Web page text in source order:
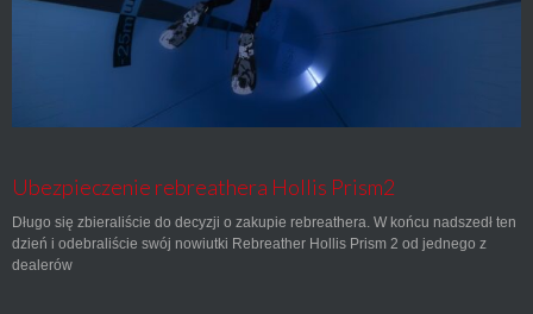
Ubezpieczenie rebreathera Hollis Prism2
Długo się zbieraliście do decyzji o zakupie rebreathera. W końcu nadszedł ten
dzień i odebraliście swój nowiutki Rebreather Hollis Prism 2 od jednego z
dealerów